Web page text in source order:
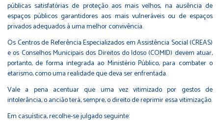
públicas satisfatórias de proteção aos mais velhos, na ausência de
espaços públicos garantidores aos mais vulneráveis ou de espaços
privados adequados à uma melhor convivência.
Os Centros de Referência Especializados em Assistência Social (CREAS)
e os Conselhos Municipais dos Direitos do Idoso (COMID) devem atuar,
portanto, de forma integrada ao Ministério Público, para combater o
etarismo, como uma realidade que deva ser enfrentada.
Vale a pena acentuar que uma vez vitimizado por gestos de
intolerância, o ancião terá, sempre, o direito de reprimir essa vitimização.
Em casuística, recolhe-se julgado seguinte: